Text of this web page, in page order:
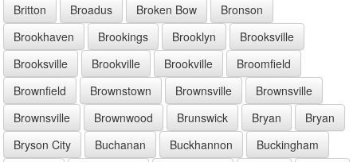
Britton
Broadus Broken Bow
Bronson
Brookhaven
Brookings Brooklyn
Brooksville
Brooksville
Brookville Brookville
Broomfield
Brownfield
Brownstown Brownsville
Brownsville
Brownsville
Brownwood Brunswick Bryan
Bryan
Bryson City
Buchanan Buckhannon
Buckingham